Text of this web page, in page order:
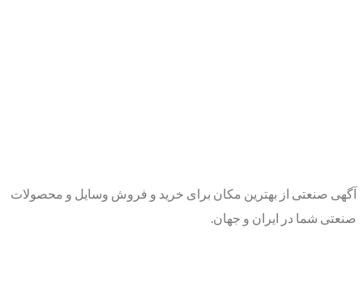
آگهی صنعتی از بهترین مکان برای خرید و فروش وسایل و محصولات
صنعتی شما در ایران و جهان.